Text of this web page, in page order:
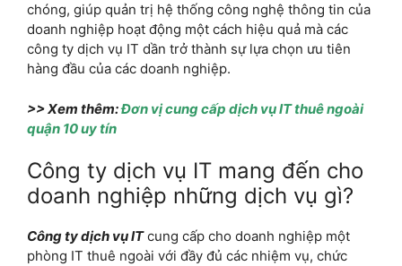
chóng, giúp quản trị hệ thống công nghệ thông tin của
doanh nghiệp hoạt động một cách hiệu quả mà các
công ty dịch vụ IT dần trở thành sự lựa chọn ưu tiên
hàng đầu của các doanh nghiệp.
>> Xem thêm:Đơn vị cung cấp dịch vụ IT thuê ngoài
quận 10 uy tín
Công ty dịch vụ IT mang đến cho
doanh nghiệp những dịch vụ gì?
Công ty dịch vụ IT cung cấp cho doanh nghiệp một
phòng IT thuê ngoài với đầy đủ các nhiệm vụ, chức